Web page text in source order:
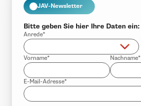
JAV-Newsletter
Bitte geben Sie hier Ihre Daten ein:
Anrede*
Vorname* Nachname*
E-Mail-Adresse*